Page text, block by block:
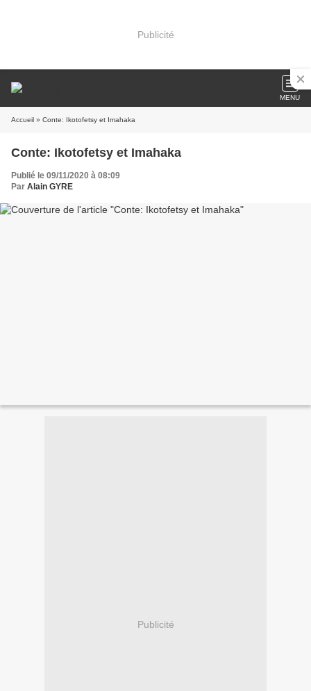
Publicité
MENU
Accueil » Conte: Ikotofetsy et Imahaka
Conte: Ikotofetsy et Imahaka
Publié le 09/11/2020 à 08:09
Par Alain GYRE
Publicité